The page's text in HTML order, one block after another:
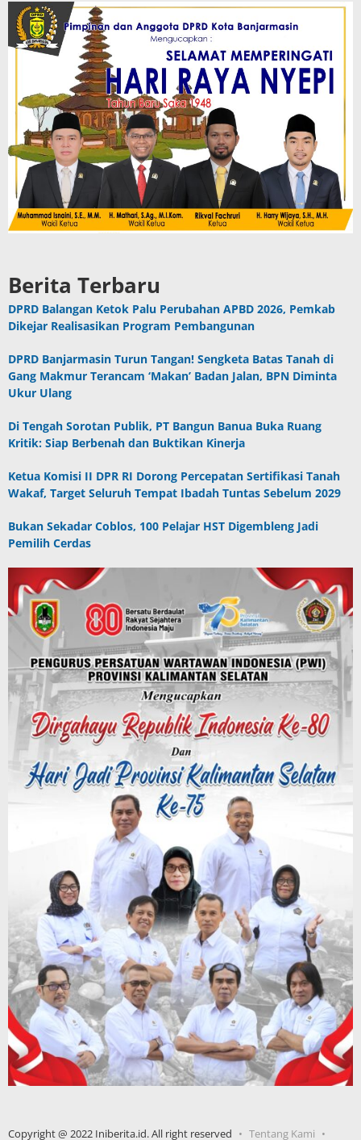
Berita Terbaru
DPRD Balangan Ketok Palu Perubahan APBD 2026, Pemkab
Dikejar Realisasikan Program Pembangunan
DPRD Banjarmasin Turun Tangan! Sengketa Batas Tanah di
Gang Makmur Terancam ‘Makan’ Badan Jalan, BPN Diminta
Ukur Ulang
Di Tengah Sorotan Publik, PT Bangun Banua Buka Ruang
Kritik: Siap Berbenah dan Buktikan Kinerja
Ketua Komisi II DPR RI Dorong Percepatan Sertifikasi Tanah
Wakaf, Target Seluruh Tempat Ibadah Tuntas Sebelum 2029
Bukan Sekadar Coblos, 100 Pelajar HST Digembleng Jadi
Pemilih Cerdas
Copyright @ 2022 Iniberita.id. All right reserved Tentang Kami